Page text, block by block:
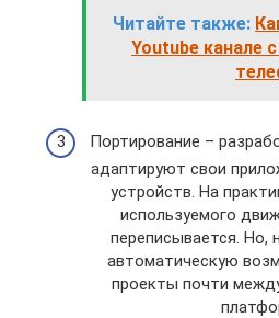
Читайте также:
Youtube канале
Портирование –
адаптируют свои
устройств. На
используемого
переписывается. Но,
автоматическую
проекты почти